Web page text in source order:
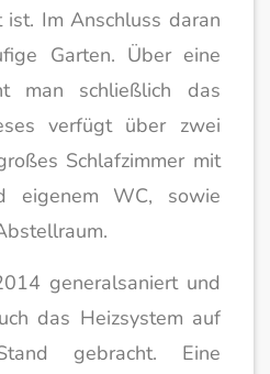
ist. Im Anschluss daran
Garten. Über eine
man schließlich das
verfügt über zwei
Schlafzimmer mit
eigenem WC, sowie
generalsaniert und
das Heizsystem auf
gebracht. Eine